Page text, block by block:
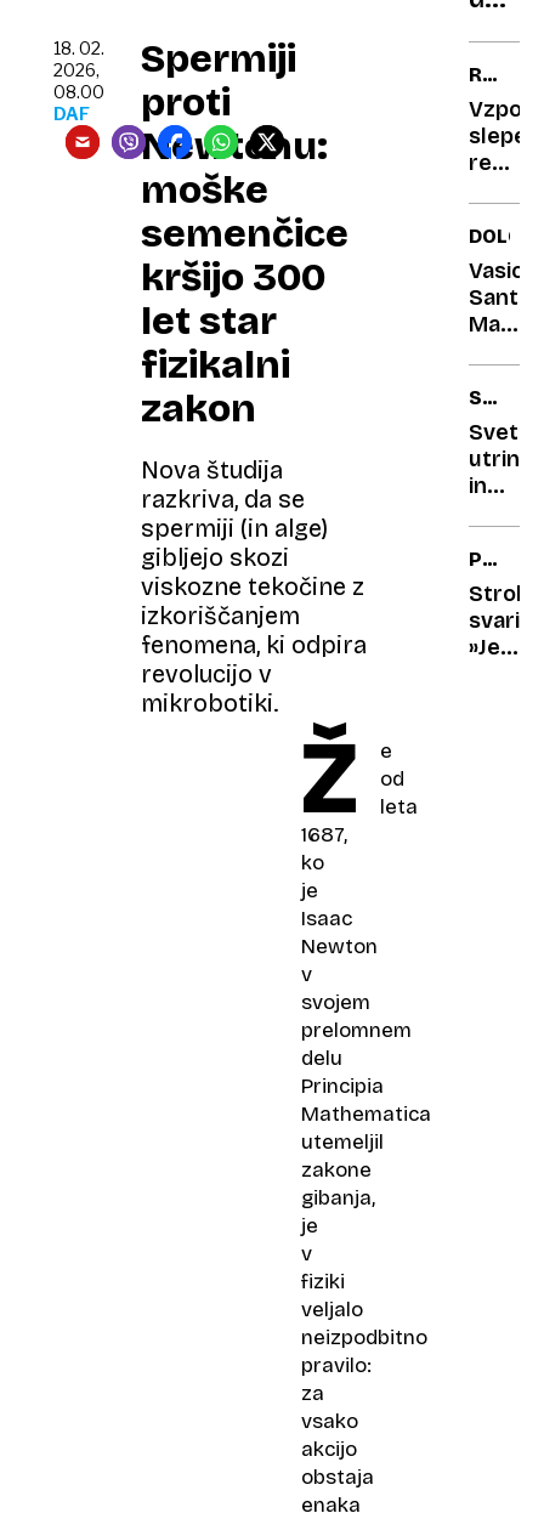
Spermiji
proti
Newtonu:
moške
semenčice
kršijo 300
let star
fizikalni
zakon
Nova študija
razkriva, da se
spermiji (in alge)
gibljejo skozi
viskozne tekočine z
izkoriščanjem
fenomena, ki odpira
revolucijo v
mikrobotiki.
18. 02.
2026,
08.00
DAF
Ž
e
od
leta
1687,
ko
je
Isaac
Newton
v
svojem
prelomnem
delu
Principia
Mathematica
utemeljil
zakone
gibanja,
je
v
fiziki
veljalo
neizpodbitno
pravilo:
za
vsako
akcijo
obstaja
enaka
reda
pri
lahko
uniči
svoj
RAY
Vzpon
Vasica
Santa
za
SEJEM
ALPE
ADRIA
Svetli
utrinki
in
svari: